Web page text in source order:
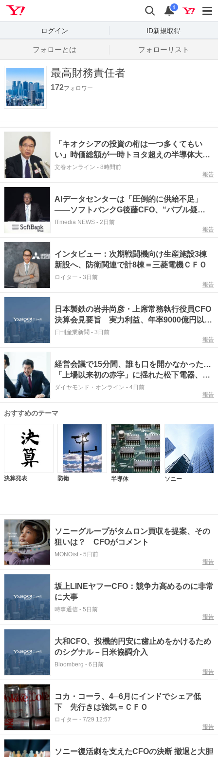
検索
通知
i
ログイン ID新規取得
フォローとは フォローリスト
最高財務責任者
172フォロワー
「キオクシアの投資の桁は一つ多くてもい
い」時価総額が一時トヨタ超えの半導体大手
に、元東芝CFOが苦言
文春オンライン - 8時間前
報告
AIデータセンターは「圧倒的に供給不足」
――ソフトバンクG後藤CFO、“バブル疑
惑”を否定
ITmedia NEWS - 2日前
報告
インタビュー：次期戦闘機向け生産施設3棟
新設へ、防衛関連で計8棟＝三菱電機ＣＦＯ
ロイター - 3日前
報告
日本製鉄の岩井尚彦・上席常務執行役員CFO
決算会見要旨 実力利益、年率9000億円以上
へ USSが稼ぎ頭に、さらなる利益成長目指
日刊産業新聞 - 3日前
報告
経営会議で15分間、誰も口を開かなかった…
「上場以来初の赤字」に揺れた松下電器、元
CFOが犯した大失態とは？
ダイヤモンド・オンライン - 4日前
報告
おすすめのテーマ
決算発表 防衛 半導体 ソニー
ソニーグループがタムロン買収を提案、その
狙いは？ CFOがコメント
MONOist - 5日前
報告
坂上LINEヤフーCFO：競争力高めるのに非常
に大事
時事通信 - 5日前
報告
大和CFO、投機的円安に歯止めをかけるため
のシグナル－日米協調介入
Bloomberg - 6日前
報告
コカ・コーラ、4─6月にインドでシェア低
下 先行きは強気＝ＣＦＯ
ロイター - 7/29 12:57
報告
ソニー復活劇を支えたCFOの決断 撤退と大胆